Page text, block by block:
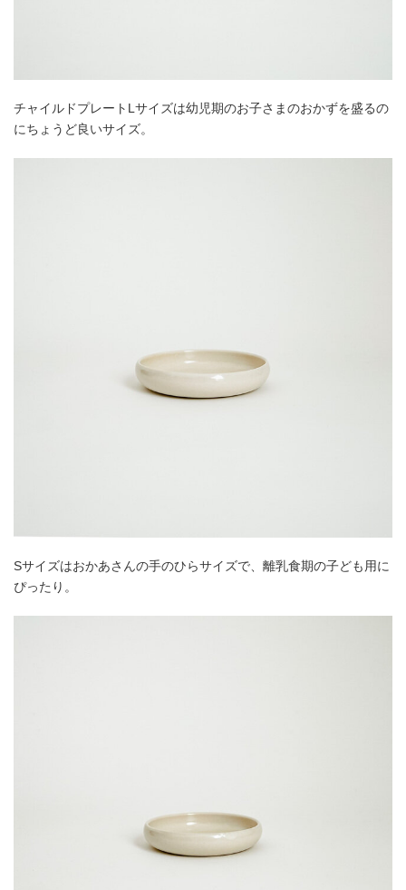
チャイルドプレートLサイズは幼児期のお子さまのおかずを盛るの
にちょうど良いサイズ。
Sサイズはおかあさんの手のひらサイズで、離乳食期の子ども用に
ぴったり。